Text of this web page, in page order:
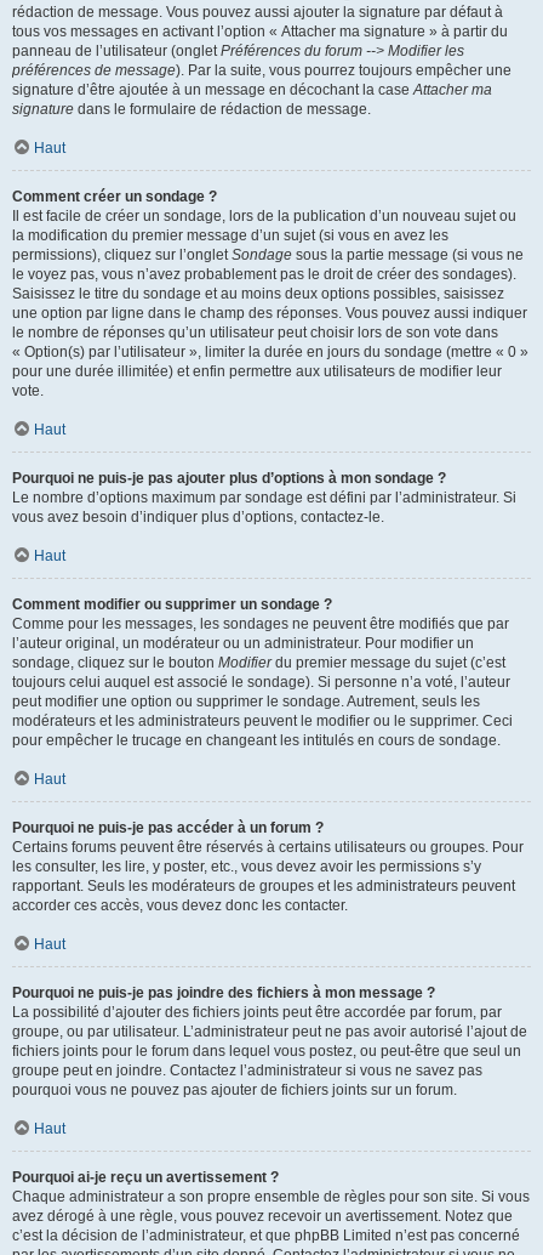
rédaction de message. Vous pouvez aussi ajouter la signature par défaut à
tous vos messages en activant l’option « Attacher ma signature » à partir du
panneau de l’utilisateur (ongletPréférences du forum --> Modifier les
préférences de message). Par la suite, vous pourrez toujours empêcher une
signature d’être ajoutée à un message en décochant la caseAttacher ma
signature dans le formulaire de rédaction de message.
Haut
Comment créer un sondage ?
Il est facile de créer un sondage, lors de la publication d’un nouveau sujet ou
la modification du premier message d’un sujet (si vous en avez les
permissions), cliquez sur l’ongletSondage sous la partie message (si vous ne
le voyez pas, vous n’avez probablement pas le droit de créer des sondages).
Saisissez le titre du sondage et au moins deux options possibles, saisissez
une option par ligne dans le champ des réponses. Vous pouvez aussi indiquer
le nombre de réponses qu’un utilisateur peut choisir lors de son vote dans
« Option(s) par l’utilisateur », limiter la durée en jours du sondage (mettre « 0 »
pour une durée illimitée) et enfin permettre aux utilisateurs de modifier leur
vote.
Haut
Pourquoi ne puis-je pas ajouter plus d’options à mon sondage ?
Le nombre d’options maximum par sondage est défini par l’administrateur. Si
vous avez besoin d’indiquer plus d’options, contactez-le.
Haut
Comment modifier ou supprimer un sondage ?
Comme pour les messages, les sondages ne peuvent être modifiés que par
l’auteur original, un modérateur ou un administrateur. Pour modifier un
sondage, cliquez sur le bouton Modifierdu premier message du sujet (c’est
toujours celui auquel est associé le sondage). Si personne n’a voté, l’auteur
peut modifier une option ou supprimer le sondage. Autrement, seuls les
modérateurs et les administrateurs peuvent le modifier ou le supprimer. Ceci
pour empêcher le trucage en changeant les intitulés en cours de sondage.
Haut
Pourquoi ne puis-je pas accéder à un forum ?
Certains forums peuvent être réservés à certains utilisateurs ou groupes. Pour
les consulter, les lire, y poster, etc., vous devez avoir les permissions s’y
rapportant. Seuls les modérateurs de groupes et les administrateurs peuvent
accorder ces accès, vous devez donc les contacter.
Haut
Pourquoi ne puis-je pas joindre des fichiers à mon message ?
La possibilité d’ajouter des fichiers joints peut être accordée par forum, par
groupe, ou par utilisateur. L’administrateur peut ne pas avoir autorisé l’ajout de
fichiers joints pour le forum dans lequel vous postez, ou peut-être que seul un
groupe peut en joindre. Contactez l’administrateur si vous ne savez pas
pourquoi vous ne pouvez pas ajouter de fichiers joints sur un forum.
Haut
Pourquoi ai-je reçu un avertissement ?
Chaque administrateur a son propre ensemble de règles pour son site. Si vous
avez dérogé à une règle, vous pouvez recevoir un avertissement. Notez que
c’est la décision de l’administrateur, et que phpBB Limited n’est pas concerné